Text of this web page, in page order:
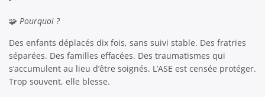
🧩 Pourquoi ?
Des enfants déplacés dix fois, sans suivi stable. Des fratries
séparées. Des familles effacées. Des traumatismes qui
s’accumulent au lieu d’être soignés. L’ASE est censée protéger.
Trop souvent, elle blesse.